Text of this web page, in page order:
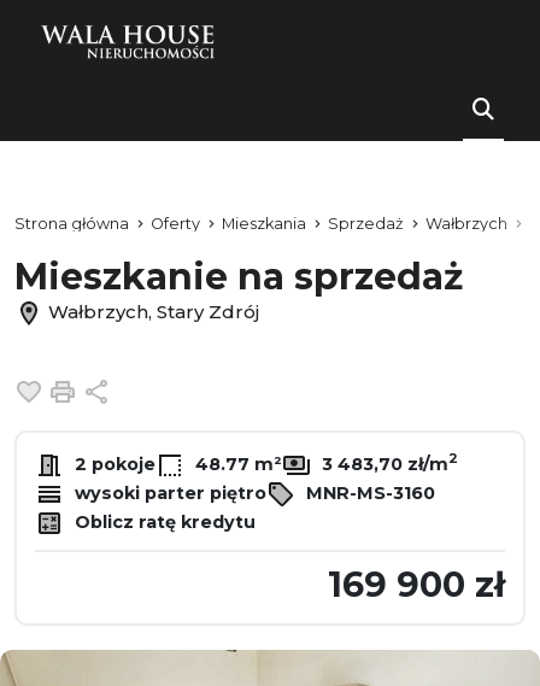
Strona główna Oferty Mieszkania Sprzedaż Wałbrzych
Mieszkanie na sprzedaż
Wałbrzych, Stary Zdrój
Dodaj do ulubionych
Drukuj
2 pokoje 48.77 m² 3 483,70 zł/m2
wysoki parter piętro
MNR-MS-3160
Oblicz ratę kredytu
169 900 zł